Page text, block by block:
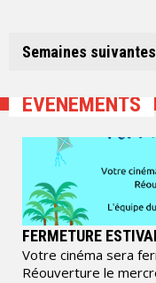
Semaines suivantes
ÉVÈNEMENTS
FERMETURE
Votre cinéma sera
Réouverture le